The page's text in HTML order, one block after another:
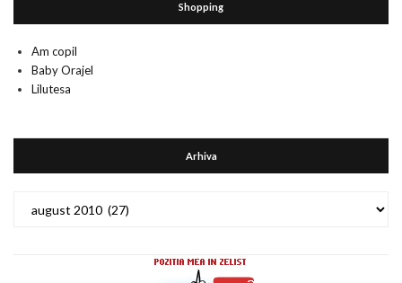
Shopping
Am copil
Baby Orajel
Lilutesa
Arhiva